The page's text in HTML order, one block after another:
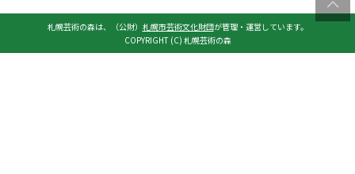
札幌芸術の森は、（公財） 札幌市芸術文化財団が管理・運営しています。
COPYRIGHT (C) 札幌芸術の森